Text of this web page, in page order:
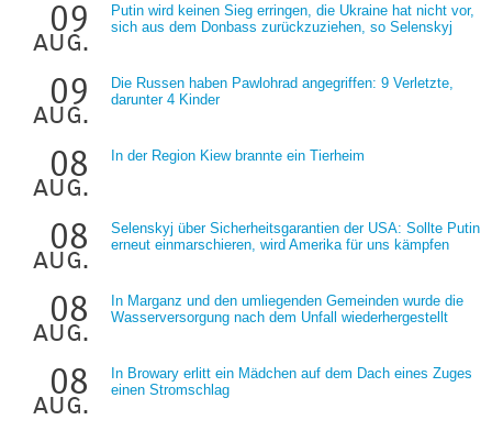
09
aug.
Putin wird keinen Sieg erringen, die Ukraine hat nicht vor,
sich aus dem Donbass zurückzuziehen, so Selenskyj
09
aug.
Die Russen haben Pawlohrad angegriffen: 9 Verletzte,
darunter 4 Kinder
08
aug.
In der Region Kiew brannte ein Tierheim
08
aug.
Selenskyj über Sicherheitsgarantien der USA: Sollte Putin
erneut einmarschieren, wird Amerika für uns kämpfen
08
aug.
In Marganz und den umliegenden Gemeinden wurde die
Wasserversorgung nach dem Unfall wiederhergestellt
08
aug.
In Browary erlitt ein Mädchen auf dem Dach eines Zuges
einen Stromschlag